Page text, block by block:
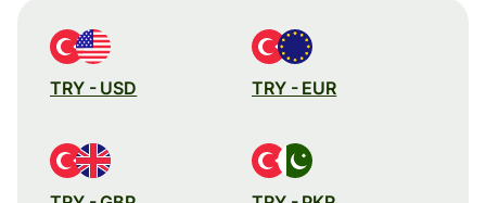
TRY - USD TRY - EUR